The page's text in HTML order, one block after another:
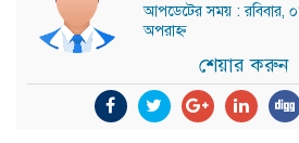
আপডেটের সময় :
অপরাহ্ন
শেয়ার করুন